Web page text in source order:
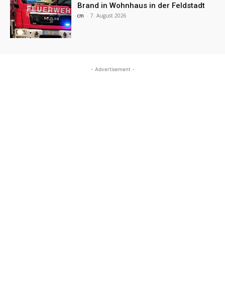
Brand in Wohnhaus in der Feldstadt
cm - 7. August 2026
- Advertisement -